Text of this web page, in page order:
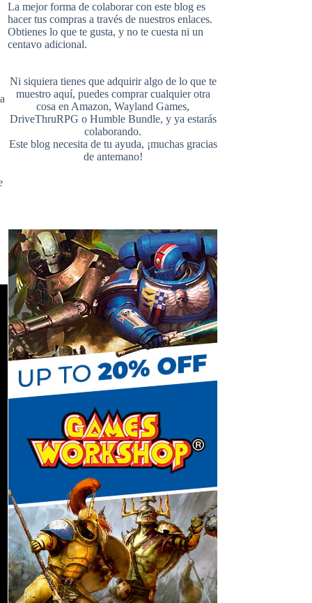
b
o
o
e
r
e
t
l
r
t
r
u
e
C
h
a
n
n
e
La mejor forma de colaborar con este blog es
hacer tus compras a través de nuestros enlaces.
Obtienes lo que te gusta, y no te cuesta ni un
centavo adicional.
Ni siquiera tienes que adquirir algo de lo que te
muestro aquí, puedes comprar cualquier otra
cosa en Amazon,Wayland Games,
DriveThruRPG o Humble Bundle, y ya estarás
colaborando.
Este blog necesita de tu ayuda, ¡muchas gracias
de antemano!